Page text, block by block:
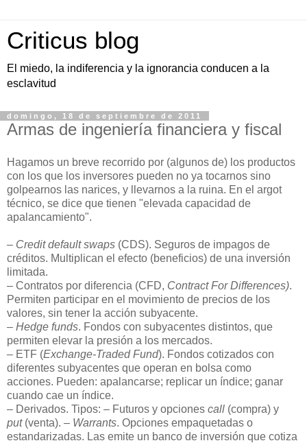
Criticus blog
El miedo, la indiferencia y la ignorancia conducen a la
esclavitud
domingo, 18 de septiembre de 2011
Armas de ingeniería financiera y fiscal
Hagamos un breve recorrido por (algunos de) los productos
con los que los inversores pueden no ya tocarnos sino
golpearnos las narices, y llevarnos a la ruina. En el argot
técnico, se dice que tienen "elevada capacidad de
apalancamiento".
– Credit default swaps (CDS). Seguros de impagos de
créditos. Multiplican el efecto (beneficios) de una inversión
limitada.
– Contratos por diferencia (CFD, Contract For Differences).
Permiten participar en el movimiento de precios de los
valores, sin tener la acción subyacente.
– Hedge funds. Fondos con subyacentes distintos, que
permiten elevar la presión a los mercados.
– ETF (Exchange-Traded Fund). Fondos cotizados con
diferentes subyacentes que operan en bolsa como
acciones. Pueden: apalancarse; replicar un índice; ganar
cuando cae un índice.
– Derivados. Tipos: – Futuros y opciones call (compra) y
put(venta). – Warrants. Opciones empaquetadas o
estandarizadas. Las emite un banco de inversión que cotiza